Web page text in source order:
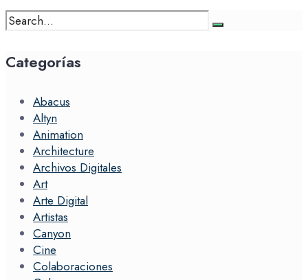
Search
for:
Categorías
Abacus
Altyn
Animation
Architecture
Archivos Digitales
Art
Arte Digital
Artistas
Canyon
Cine
Colaboraciones